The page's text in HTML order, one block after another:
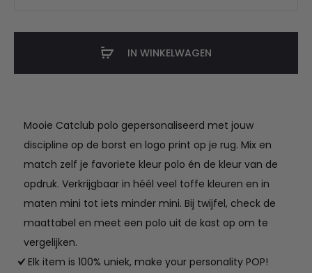
Mooie Catclub polo gepersonaliseerd met jouw
discipline op de borst en logo print op je rug. Mix en
match zelf je favoriete kleur polo én de kleur van de
opdruk. Verkrijgbaar in héél veel toffe kleuren en in
maten mini tot iets minder mini. Bij twijfel, check de
maattabel en meet een polo uit de kast op om te
vergelijken.
Elk item is 100% uniek, make your personality POP!
IN WINKELWAGEN